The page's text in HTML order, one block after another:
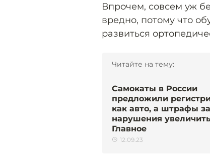
Впрочем, совсем уж
вредно, потому что
развиться
Читайте на тему:
Самокаты в России
предложили
как авто, а штрафы за
нарушения
Главное
12.09.23